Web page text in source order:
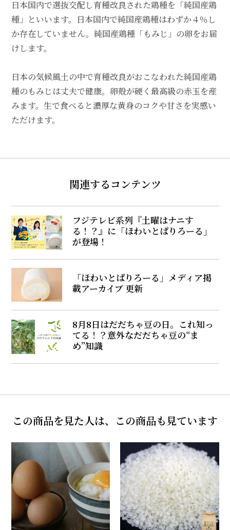
日本国内で選抜交配し育種改良された鶏種を「純国産鶏
種」といいます。日本国内で純国産鶏種はわずか４％し
か存在していません。純国産鶏種「もみじ」の卵をお届
けします。
日本の気候風土の中で育種改良がおこなわれた純国産鶏
種のもみじは丈夫で健康。卵殻が硬く最高級の赤玉を産
みます。生で食べると濃厚な黄身のコクや甘さを実感い
ただけます。
関連するコンテンツ
フジテレビ系列『土曜はナニす
る！？』に「ほわいとぱりろーる」
が登場！
「ほわいとぱりろーる」メディア掲
載アーカイブ 更新
8月8日はだだちゃ豆の日。これ知っ
てる！？意外なだだちゃ豆の“ま
め”知識
この商品を見た人は、この商品も見ています